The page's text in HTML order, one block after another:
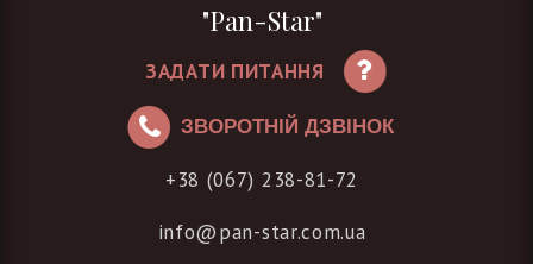
"Pan-Star"
ЗАДАТИ ПИТАННЯ
ЗВОРОТНІЙ ДЗВІНОК
+38 (067) 238-81-72
info@pan-star.com.ua